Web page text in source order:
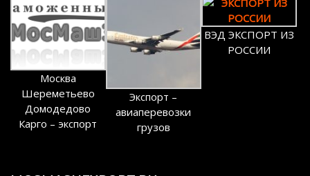
Москва
Шереметьево
Домодедово
Карго – экспорт
Экспорт –
авиаперевозки
грузов
ВЭД ЭКСПОРТ ИЗ
РОССИИ